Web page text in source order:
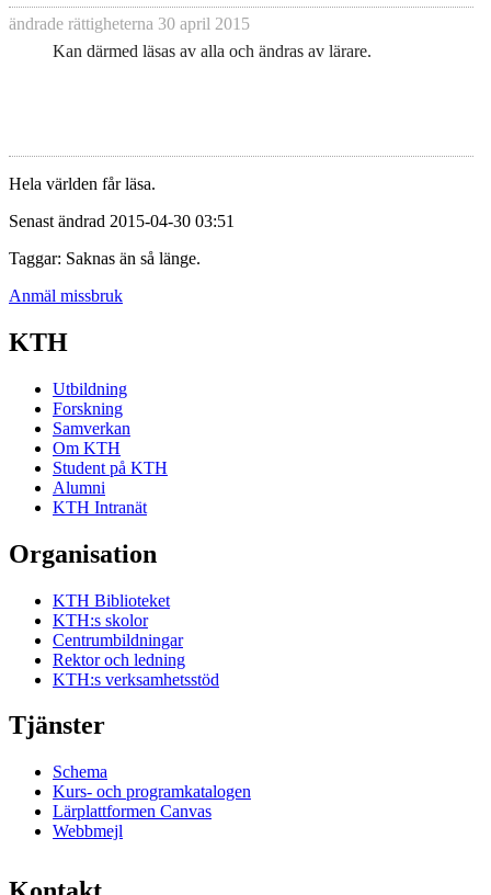
ändrade rättigheterna 30 april 2015
Kan därmed läsas av alla och ändras av lärare.
Hela världen får läsa.
Senast ändrad 2015-04-30 03:51
Taggar: Saknas än så länge.
Anmäl missbruk
KTH
Utbildning
Forskning
Samverkan
Om KTH
Student på KTH
Alumni
KTH Intranät
Organisation
KTH Biblioteket
KTH:s skolor
Centrumbildningar
Rektor och ledning
KTH:s verksamhetsstöd
Tjänster
Schema
Kurs- och programkatalogen
Lärplattformen Canvas
Webbmejl